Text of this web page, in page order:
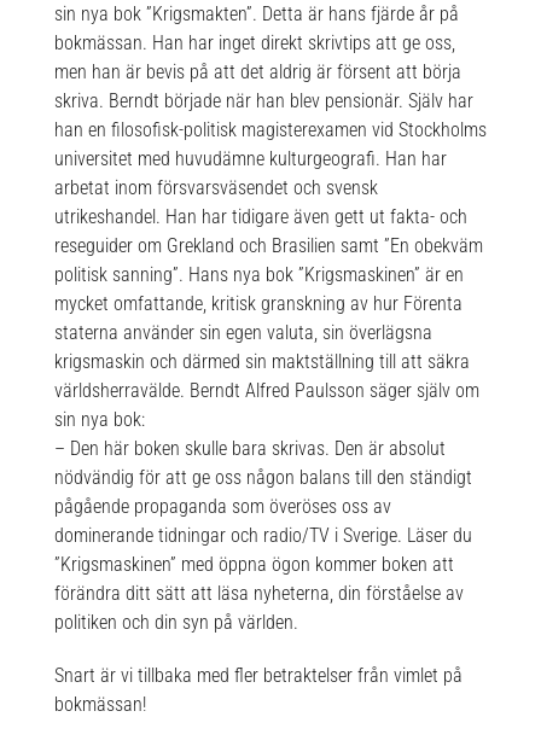
sin nya bok ”Krigsmakten”. Detta är hans fjärde år på
bokmässan. Han har inget direkt skrivtips att ge oss,
men han är bevis på att det aldrig är försent att börja
skriva. Berndt började när han blev pensionär. Själv har
han en filosofisk-politisk magisterexamen vid Stockholms
universitet med huvudämne kulturgeografi. Han har
arbetat inom försvarsväsendet och svensk
utrikeshandel. Han har tidigare även gett ut fakta- och
reseguider om Grekland och Brasilien samt ”En obekväm
politisk sanning”. Hans nya bok ”Krigsmaskinen” är en
mycket omfattande, kritisk granskning av hur Förenta
staterna använder sin egen valuta, sin överlägsna
krigsmaskin och därmed sin maktställning till att säkra
världsherravälde. Berndt Alfred Paulsson säger själv om
sin nya bok:
– Den här boken skulle bara skrivas. Den är absolut
nödvändig för att ge oss någon balans till den ständigt
pågående propaganda som överöses oss av
dominerande tidningar och radio/TV i Sverige. Läser du
”Krigsmaskinen” med öppna ögon kommer boken att
förändra ditt sätt att läsa nyheterna, din förståelse av
politiken och din syn på världen.
Snart är vi tillbaka med fler betraktelser från vimlet på
bokmässan!